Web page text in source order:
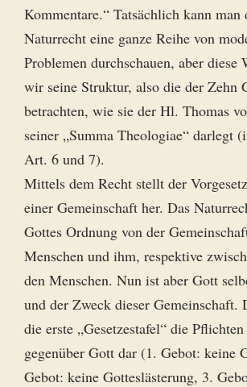
Kommentare.“ Tatsächlich kann man
Naturrecht eine ganze Reihe von
Problemen durchschauen, aber diese
wir seine Struktur, also die der Zehn
betrachten, wie sie der Hl. Thomas
seiner „Summa Theologiae“ darlegt
Art. 6 und 7).
Mittels dem Recht stellt der
einer Gemeinschaft her. Das
Gottes Ordnung von der
Menschen und ihm, respektive
den Menschen. Nun ist aber Gott
und der Zweck dieser Gemeinschaft.
die erste „Gesetzestafel“ die
gegenüber Gott dar (1. Gebot: keine
Gebot: keine Gotteslästerung, 3.